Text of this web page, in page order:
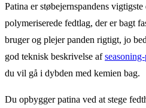
Patina er støbejernspandens
polymeriserede fedtlag, der er bagt
bruger og plejer panden rigtigt, jo
god teknisk beskrivelse af
du vil gå i dybden med kemien bag.
Du opbygger patina ved at stege